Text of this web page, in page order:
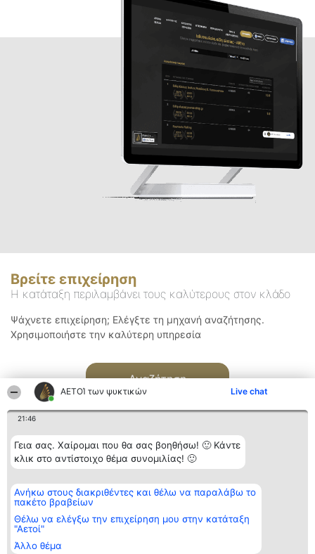
ΑΕΤΟΊ των ψυκτικών Live chat
21:46
Γεια σας. Χαίρομαι που θα σας βοηθήσω! 🙂 Κάντε
κλικ στο αντίστοιχο θέμα συνομιλίας! 🙂
Ανήκω στους διακριθέντες και θέλω να παραλάβω το
πακέτο βραβείων
Θέλω να ελέγξω την επιχείρηση μου στην κατάταξη
"Αετοί"
Άλλο θέμα
Βρείτε επιχείρηση
Η κατάταξη περιλαμβάνει τους καλύτερους στον κλάδο
Ψάχνετε επιχείρηση; Ελέγξτε τη μηχανή αναζήτησης.
Χρησιμοποιήστε την καλύτερη υπηρεσία
Αναζήτηση
Διοργανωτής της
κατάταξης
BEAUTIFUL COMPANY
ΤΗΛ. ΕΠΙΚΟΙΝΩΝΙΑΣ:
2104128019
email:
Κατάταξη
Διακριθέντες
των
διακριθέντων
Επικοινωνία
Επικοινωνία